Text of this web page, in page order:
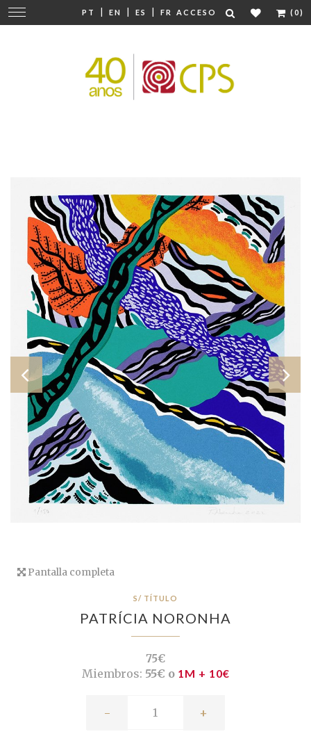
PT | EN | ES | FR ACCESO (0)
Cambiar
navegación
Pantalla completa
S/ TÍTULO
PATRÍCIA NORONHA
75€
Miembros: 55€ o 1M + 10€
- +